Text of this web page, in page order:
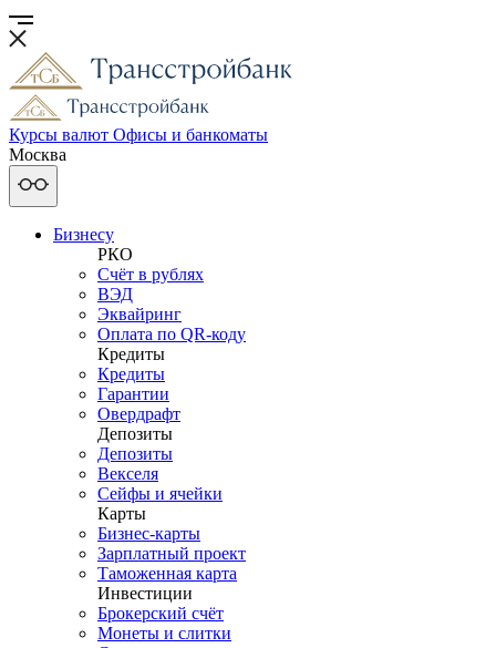
Курсы валют Офисы и банкоматы
Москва
Бизнесу
РКО
Счёт в рублях
ВЭД
Эквайринг
Оплата по QR-коду
Кредиты
Кредиты
Гарантии
Овердрафт
Депозиты
Депозиты
Векселя
Сейфы и ячейки
Карты
Бизнес-карты
Зарплатный проект
Таможенная карта
Инвестиции
Брокерский счёт
Монеты и слитки